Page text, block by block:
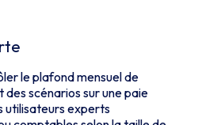
le plafond mensuel de
scénarios sur une paie
utilisateurs experts